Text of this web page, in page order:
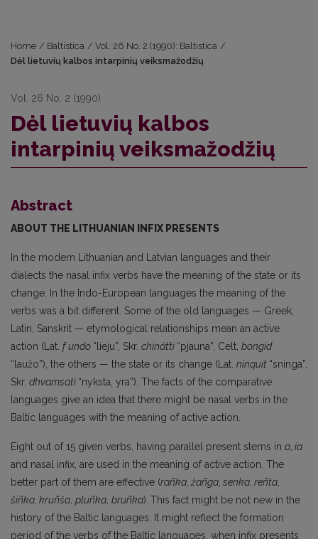
Home / Baltistica / Vol. 26 No. 2 (1990): Baltistica /
Dėl lietuvių kalbos intarpinių veiksmažodžių
Vol. 26 No. 2 (1990)
Dėl lietuvių kalbos
intarpinių veiksmažodžių
Abstract
ABOUT THE LITHUANIAN INFIX PRESENTS
In the modern Lithuanian and Latvian languages and their
dialects the nasal infix verbs have the meaning of the state or its
change. In the Indo-European languages the meaning of the
verbs was a bit different. Some of the old languages — Greek,
Latin, Sanskrit — etymological relationships mean an active
action (Lat. f undo “lieju”, Skr. chinátti “pjauna”, Celt, bongid
“laužo”), the others — the state or its change (Lat. ninquit “sninga”,
Skr. dhvamsati “nyksta, yra”). The facts of the comparative
languages give an idea that there might be nasal verbs in the
Baltic languages with the meaning of active action.
Eight out of 15 given verbs, having parallel present stems in a ia
and nasal infix, are used in the meaning of active action. The
better part of them are effective (rañka žañga senka reñta
šiñka kruñša pluñka bruñka). This fact might be not new in the
history of the Baltic languages. It might reflect the formation
period of the verbs of the Baltic languages, when infix presents